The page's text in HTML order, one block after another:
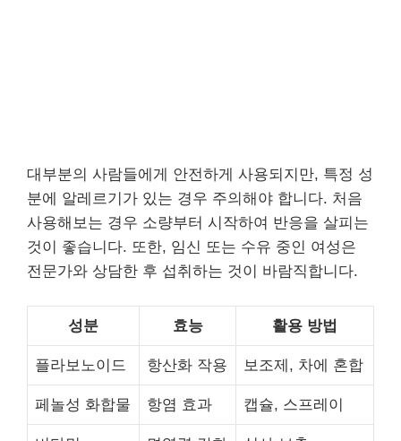
대부분의 사람들에게 안전하게 사용되지만, 특정 성
분에 알레르기가 있는 경우 주의해야 합니다. 처음
사용해보는 경우 소량부터 시작하여 반응을 살피는
것이 좋습니다. 또한, 임신 또는 수유 중인 여성은
전문가와 상담한 후 섭취하는 것이 바람직합니다.
성분 효능 활용 방법
플라보노이드 항산화 작용 보조제, 차에 혼합
페놀성 화합물 항염 효과 캡슐, 스프레이